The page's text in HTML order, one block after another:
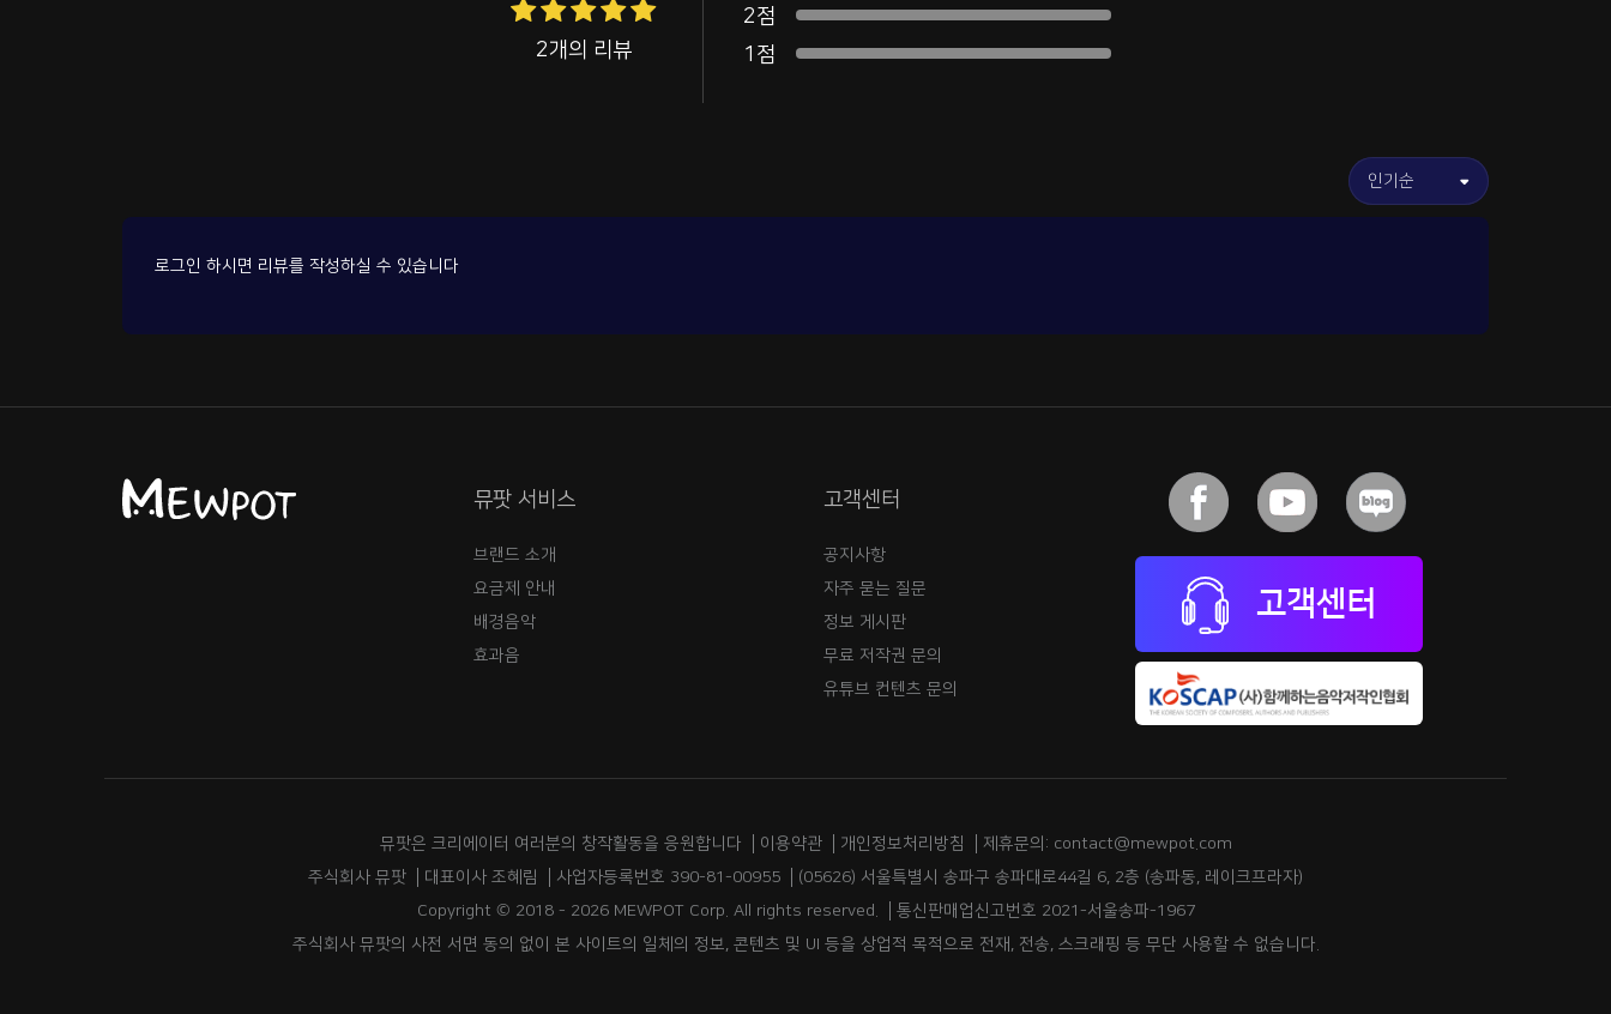
2개의 리뷰
2점
1점
로그인 하시면 리뷰를 작성하실 수 있습니다
뮤팟 서비스
브랜드 소개
요금제 안내
배경음악
효과음
고객센터
공지사항
자주 묻는 질문
정보 게시판
무료 저작권 문의
유튜브 컨텐츠 문의
고객센터
뮤팟은 크리에이터 여러분의 창작활동을 응원합니다 이용약관 개인정보처리방침
제휴문의: contact@mewpot.com
주식회사 뮤팟
대표이사 조혜림 사업자등록번호 390-81-00955
(05626) 서울특별시 송파구 송파대로44길 6, 2층 (송파동, 레이크프라자)
Copyright © 2018 - 2026 MEWPOT Corp. All rights reserved.
통신판매업신고번호 2021-서울송파-1967
주식회사 뮤팟의 사전 서면 동의 없이 본 사이트의 일체의 정보, 콘텐츠 및 UI 등을 상업적 목적으로 전재, 전송, 스크래핑 등 무단 사용할 수 없습니다.